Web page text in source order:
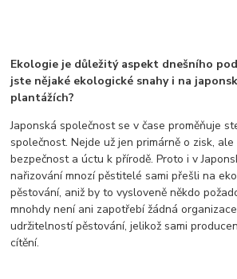
Ekologie je důležitý aspekt dnešního
jste nějaké ekologické snahy i na
plantážích?
Japonská společnost se v čase proměňuje
společnost. Nejde už jen primárně o zisk,
bezpečnost a úctu k přírodě. Proto i v
nařizování mnozí pěstitelé sami přešli na
pěstování, aniž by to vysloveně někdo
mnohdy není ani zapotřebí žádná
udržitelností pěstování, jelikož sami
cítění.